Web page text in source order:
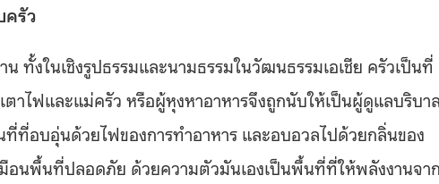
ครัว
งในเชิงรูปธรรมและนามธรรมในวัฒนธรรมเอเชีย ครัวเป็นที่
ตาไฟและแม่ครัว หรือผู้หุงหาอาหารจึงถูกนับให้เป็นผู้ดูแลบริบา
ที่อบอุ่นด้วยไฟของการทำอาหาร และอบอวลไปด้วยกลิ่นของ
มือนพื้นที่ปลอดภัย ด้วยความตัวมันเองเป็นพื้นที่ที่ให้พลังงานจา